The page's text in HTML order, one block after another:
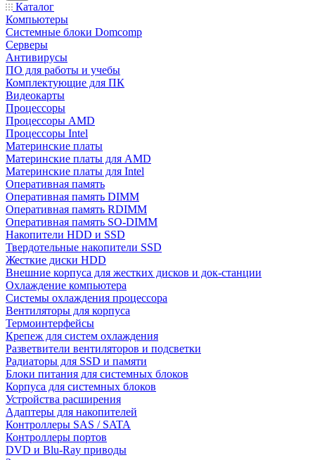
Каталог
Компьютеры
Системные блоки Domcomp
Серверы
Антивирусы
ПО для работы и учебы
Комплектующие для ПК
Видеокарты
Процессоры
Процессоры AMD
Процессоры Intel
Материнские платы
Материнские платы для AMD
Материнские платы для Intel
Оперативная память
Оперативная память DIMM
Оперативная память RDIMM
Оперативная память SO-DIMM
Накопители HDD и SSD
Твердотельные накопители SSD
Жесткие диски HDD
Внешние корпуса для жестких дисков и док-станции
Охлаждение компьютера
Системы охлаждения процессора
Вентиляторы для корпуса
Термоинтерфейсы
Крепеж для систем охлаждения
Разветвители вентиляторов и подсветки
Радиаторы для SSD и памяти
Блоки питания для системных блоков
Корпуса для системных блоков
Устройства расширения
Адаптеры для накопителей
Контроллеры SAS / SATA
Контроллеры портов
DVD и Blu-Ray приводы